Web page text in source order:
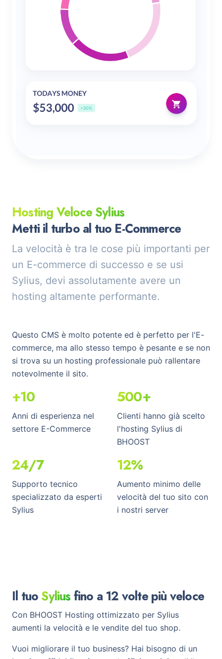
Hosting Veloce Sylius
Metti il turbo al tuo E-Commerce
La velocità è tra le cose più importanti per
un E-commerce di successo e se usi
Sylius, devi assolutamente avere un
hosting altamente performante.
Questo CMS è molto potente ed è perfetto per l'E-
commerce, ma allo stesso tempo è pesante e se non
si trova su un hosting professionale può rallentare
notevolmente il sito.
+10
Anni di esperienza nel
settore E-Commerce
500+
Clienti hanno già scelto
l'hosting Sylius di
BHOOST
24/7
Supporto tecnico
specializzato da esperti
Sylius
12%
Aumento minimo delle
velocità del tuo sito con
i nostri server
Il tuo Sylius fino a 12 volte più veloce
Con BHOOST Hosting ottimizzato per Sylius
aumenti la velocità e le vendite del tuo shop.
Vuoi migliorare il tuo business? Hai bisogno di un